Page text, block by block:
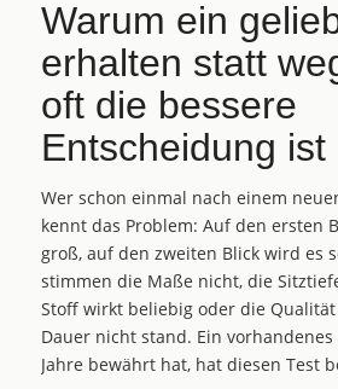
Warum ein
erhalten statt
oft die bessere
Entscheidung ist
Wer schon einmal nach einem
kennt das Problem: Auf den ersten
groß, auf den zweiten Blick wird es
stimmen die Maße nicht, die
Stoff wirkt beliebig oder die
Dauer nicht stand. Ein vorhandenes
Jahre bewährt hat, hat diesen Test